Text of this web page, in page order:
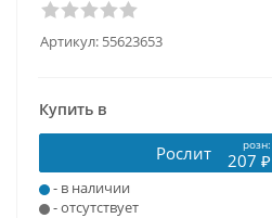
Артикул: 55623653
Купить в
Рослит розн:
207 ₽
- в наличии
- отсутствует